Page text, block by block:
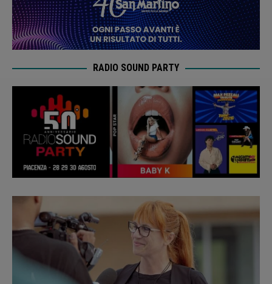
RADIO SOUND PARTY